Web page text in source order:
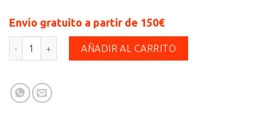
Envío gratuito a partir de 150€
MOTUL RACING BRAKE FLUID 600 0,5L cantidad
AÑADIR AL CARRITO